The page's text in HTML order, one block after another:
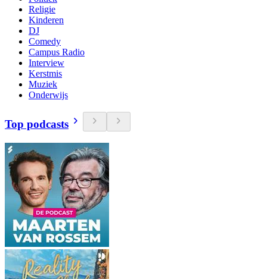
Religie
Kinderen
DJ
Comedy
Campus Radio
Interview
Kerstmis
Muziek
Onderwijs
Top podcasts